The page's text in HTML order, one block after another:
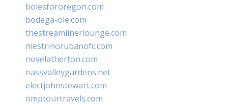
bolesfororegon.com
bodega-ole.com
thestreamlinerlounge.com
mestrinorubanofc.com
novelatherton.com
nassvalleygardens.net
electjohnstewart.com
omptourtravels.com